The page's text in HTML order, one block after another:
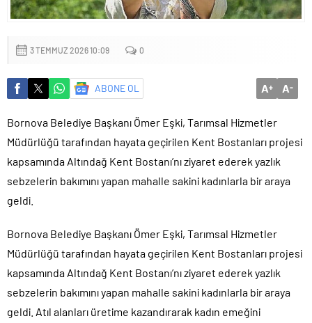
Küçük işletmeler büyük siber risklerle karşı karşıya
3 TEMMUZ 2026 10:09 0
ABONE OL A+ A-
Bornova Belediye Başkanı Ömer Eşki, Tarımsal Hizmetler
Müdürlüğü tarafından hayata geçirilen Kent Bostanları projesi
kapsamında Altındağ Kent Bostanı’nı ziyaret ederek yazlık
sebzelerin bakımını yapan mahalle sakini kadınlarla bir araya
geldi.
Bornova Belediye Başkanı Ömer Eşki, Tarımsal Hizmetler
Müdürlüğü tarafından hayata geçirilen Kent Bostanları projesi
kapsamında Altındağ Kent Bostanı’nı ziyaret ederek yazlık
sebzelerin bakımını yapan mahalle sakini kadınlarla bir araya
geldi. Atıl alanları üretime kazandırarak kadın emeğini